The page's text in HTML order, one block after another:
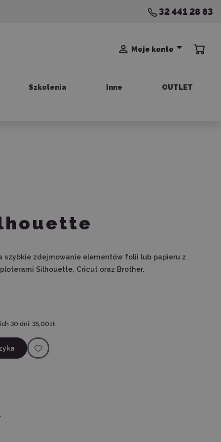
32 441 28 83
Moje konto
Szkolenia Inne OUTLET
szybkie zdejmowanie elementów folii lub papieru z
Silhouette, Cricut oraz Brother.
30 dni: 35,00zł